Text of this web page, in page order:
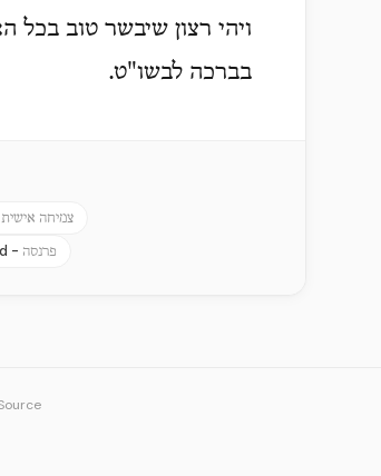
ויהי רצון שיבשר טוב בכל
בברכה לבשו"ט.
צמיחה אישית
- פרנסה